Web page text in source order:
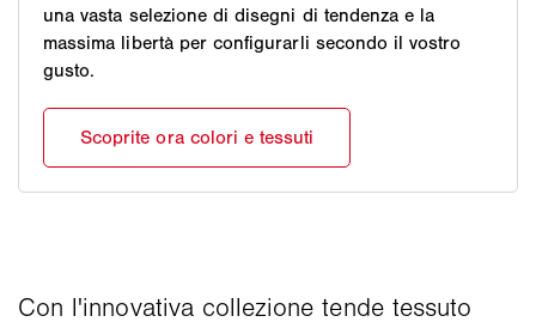
una vasta selezione di disegni di tendenza e la
massima libertà per configurarli secondo il vostro
gusto.
Con l'innovativa collezione tende tessuto